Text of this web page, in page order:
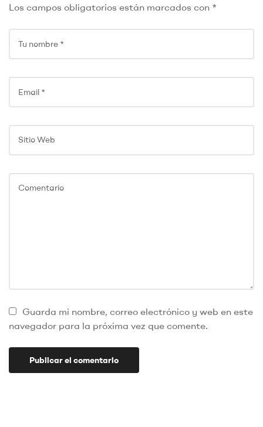
Los campos obligatorios están marcados con *
Guarda mi nombre, correo electrónico y web en este
navegador para la próxima vez que comente.